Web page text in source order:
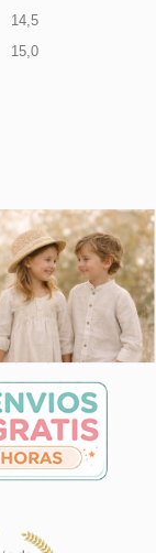
14,5
15,0